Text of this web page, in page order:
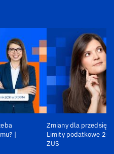
|
Zmiany dla
Limity podatkowe
ZUS